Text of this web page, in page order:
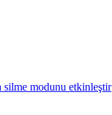
silme modunu etkinleştir